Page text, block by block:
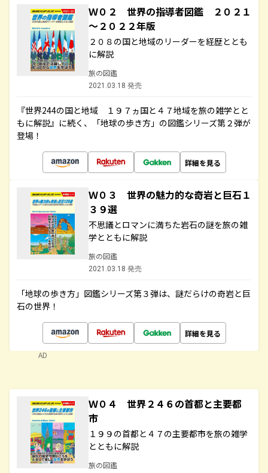
Ｗ０２ 世界の指導者図鑑 ２０２１
～２０２２年版
２０８の国と地域のリーダーを経歴ととも
に解説
旅の図鑑
2021.03.18 発売
『世界244の国と地域 １９７ヵ国と４７地域を旅の雑学とと
もに解説』に続く、「地球の歩き方」の図鑑シリーズ第２弾が
登場！
詳細を見る
Ｗ０３ 世界の魅力的な奇岩と巨石１
３９選
不思議とロマンに満ちた岩石の謎を旅の雑
学とともに解説
旅の図鑑
2021.03.18 発売
「地球の歩き方」図鑑シリーズ第３弾は、謎だらけの奇岩と巨
石の世界！
詳細を見る
AD
Ｗ０４ 世界２４６の首都と主要都
市
１９９の首都と４７の主要都市を旅の雑学
とともに解説
旅の図鑑